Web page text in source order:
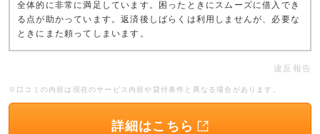
全体的に非常に満足しています。困ったときにスムーズに借入でき
る点が助かっています。返済後しばらくは利用しませんが、必要な
ときにまた頼ってしまいます。
違反報告
※口コミの内容は現在のサービス内容や貸付条件と異なる場合があります。
詳細はこちら